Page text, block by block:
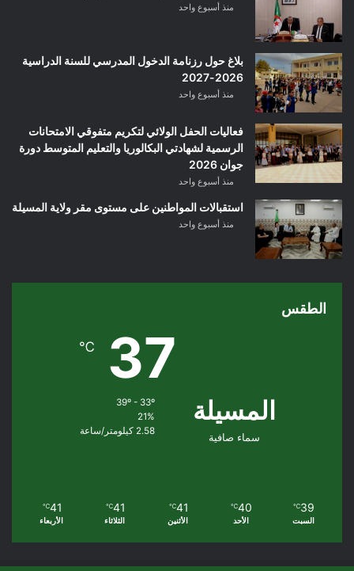
منذ أسبوع واحد
بلاغ حول رزنامة الدخول المدرسي للسنة الدراسية
2026-2027
منذ أسبوع واحد
فعاليات الحفل الولائي لتكريم متفوقي الامتحانات
الرسمية لشهادتي البكالوريا والتعليم المتوسط دورة
جوان 2026
منذ أسبوع واحد
استقبالات المواطنين على مستوى مقر ولاية المسيلة
منذ أسبوع واحد
الطقس
المسيلة
سماء صافية
37
℃
39º - 33º
21%
2.58 كيلومتر/ساعة
39
℃
السبت
40
℃
الأحد
41
℃
الأثنين
41
℃
الثلاثاء
41
℃
الأربعاء